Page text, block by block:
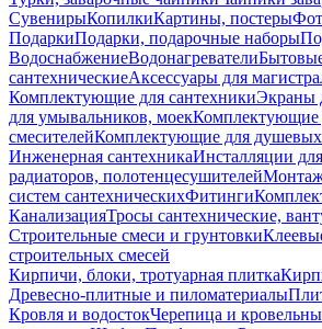
СувенирыКопилкиКартины, постеры
ПодаркиПодарки, подарочные наборы
ВодоснабжениеВодонагреватели
сантехническиеАксессуары для
Комплектующие для сантехникиЭкраны
для умывальников, моекКомплектующие
смесителейКомплектующие для душевых
Инженерная сантехникаИнсталляции
радиаторов, полотенцесушителей
систем сантехническихФитинги
КанализацияТросы сантехнические,
Строительные смеси и грунтовки
строительных смесей
Кирпичи, блоки, тротуарная плитка
Древесно-плитные и пиломатериалы
Кровля и водостокЧерепица и